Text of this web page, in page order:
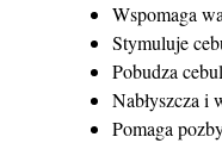
Wspomaga
Stymuluje
Pobudza
Nabłyszcza i
Pomaga